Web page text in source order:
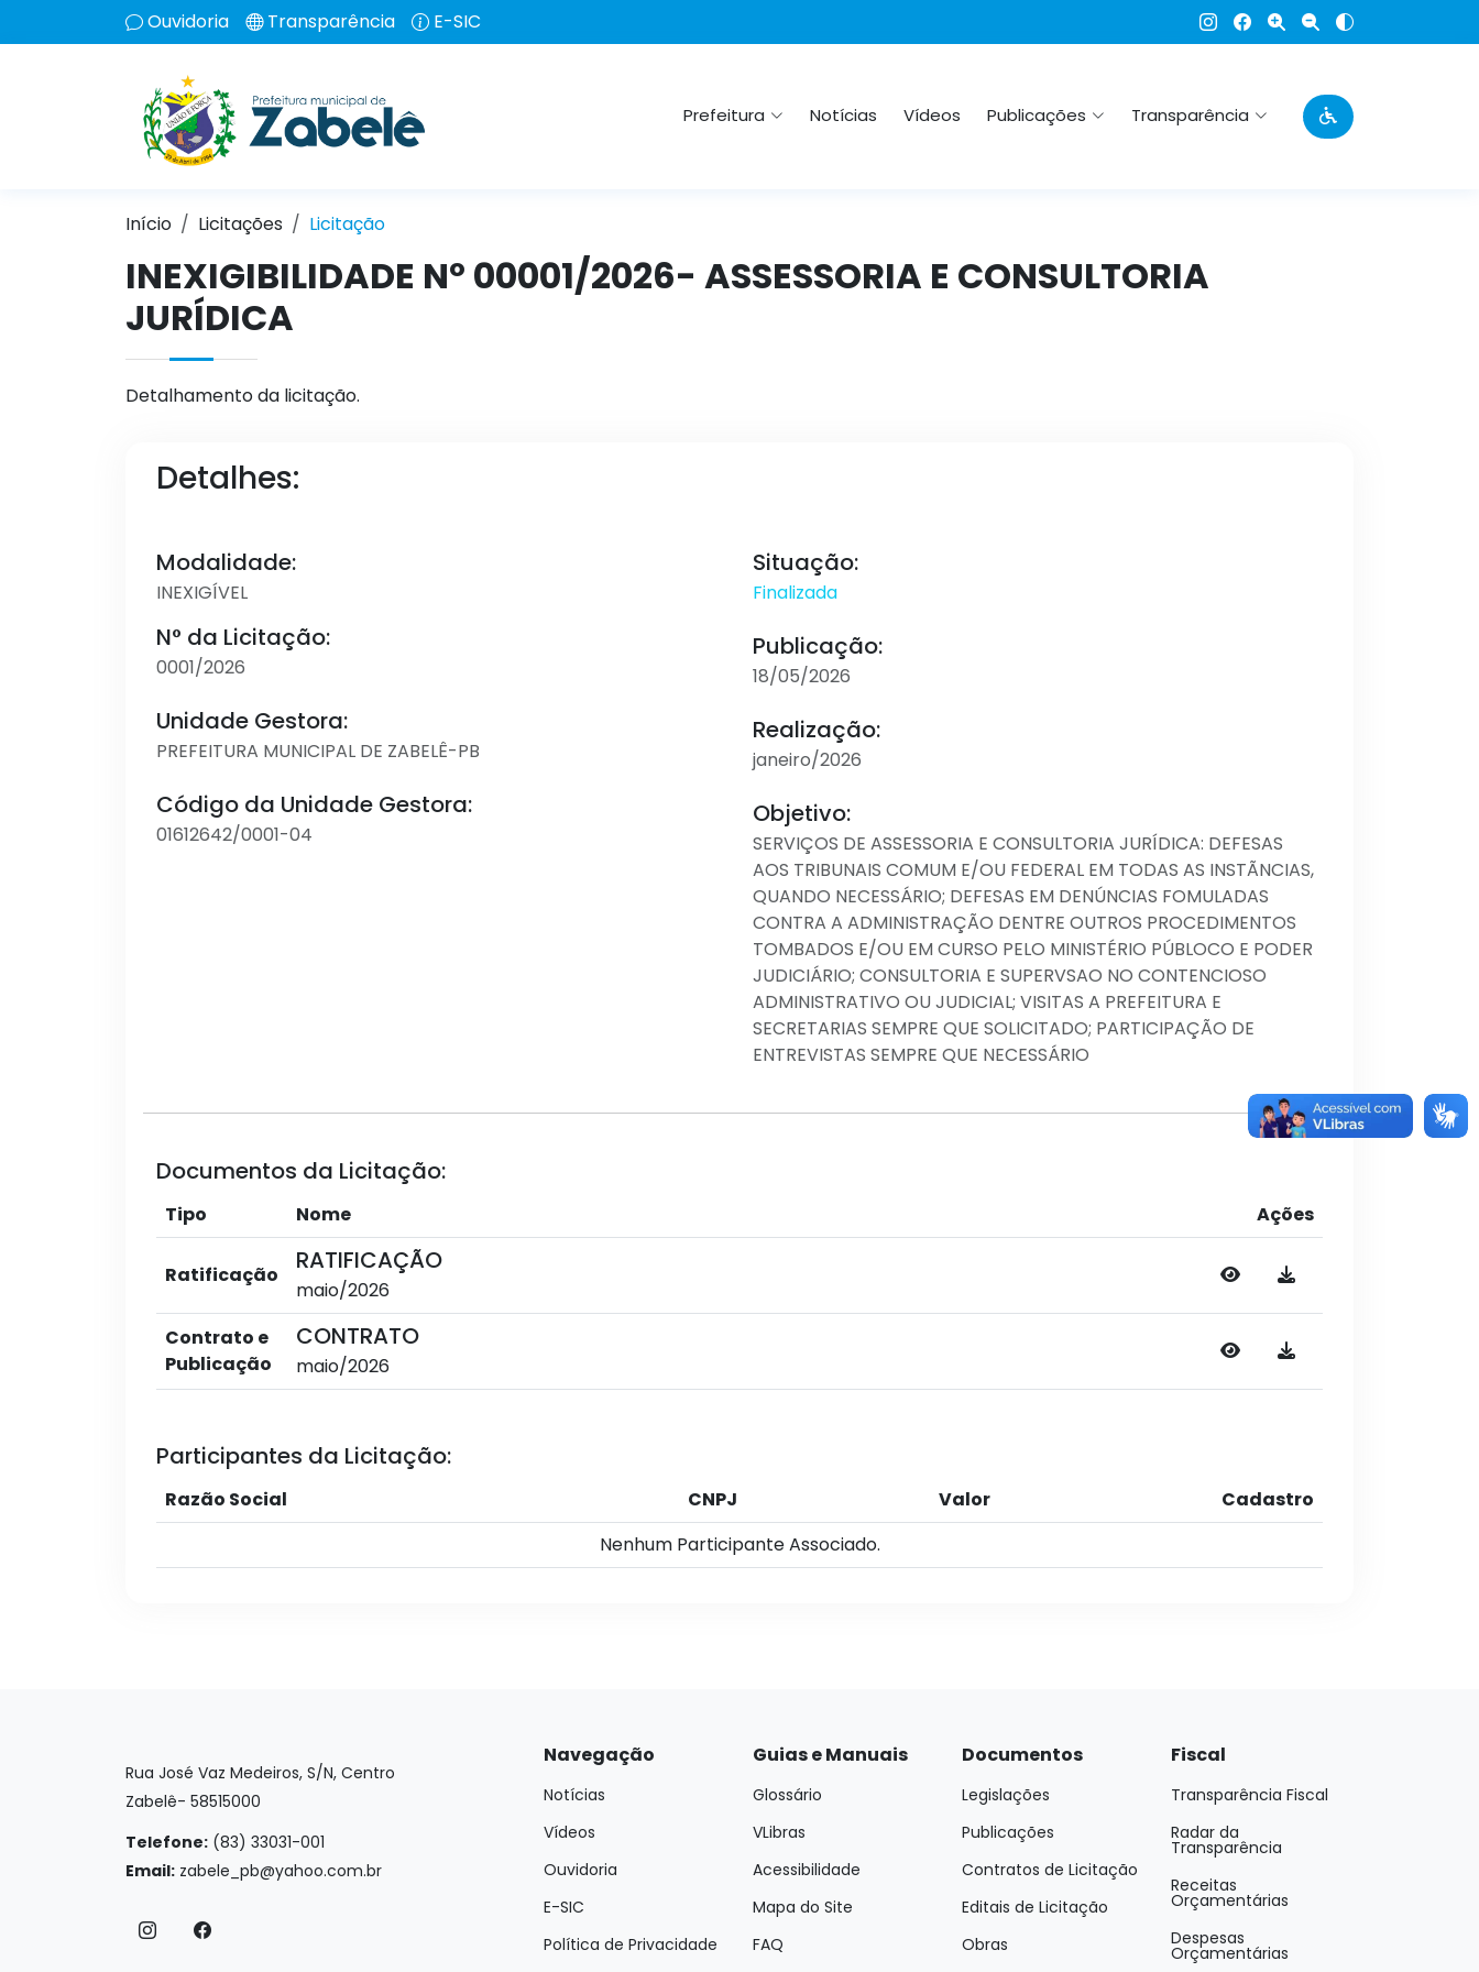
Ouvidoria Transparência E-SIC
Prefeitura Notícias Vídeos Publicações Transparência
Início Licitações Licitação
INEXIGIBILIDADE Nº 00001/2026- ASSESSORIA E CONSULTORIA
JURÍDICA
Detalhamento da licitação.
Detalhes:
Modalidade:
INEXIGÍVEL
N° da Licitação:
0001/2026
Unidade Gestora:
PREFEITURA MUNICIPAL DE ZABELÊ-PB
Código da Unidade Gestora:
01612642/0001-04
Situação:
Finalizada
Publicação:
18/05/2026
Realização:
janeiro/2026
Objetivo:
SERVIÇOS DE ASSESSORIA E CONSULTORIA JURÍDICA: DEFESAS
AOS TRIBUNAIS COMUM E/OU FEDERAL EM TODAS AS INSTÃNCIAS,
QUANDO NECESSÁRIO; DEFESAS EM DENÚNCIAS FOMULADAS
CONTRA A ADMINISTRAÇÃO DENTRE OUTROS PROCEDIMENTOS
TOMBADOS E/OU EM CURSO PELO MINISTÉRIO PÚBLOCO E PODER
JUDICIÁRIO; CONSULTORIA E SUPERVSAO NO CONTENCIOSO
ADMINISTRATIVO OU JUDICIAL; VISITAS A PREFEITURA E
SECRETARIAS SEMPRE QUE SOLICITADO; PARTICIPAÇÃO DE
ENTREVISTAS SEMPRE QUE NECESSÁRIO
Documentos da Licitação:
Tipo Nome Ações
Ratificação RATIFICAÇÃO
maio/2026
Contrato e
Publicação
CONTRATO
maio/2026
Participantes da Licitação:
Razão Social CNPJ Valor
Cadastro
Nenhum Participante Associado.
Rua José Vaz Medeiros, S/N, Centro
Zabelê- 58515000
Telefone: (83) 33031-001
Email: zabele_pb@yahoo.com.br
Navegação
Notícias
Vídeos
Ouvidoria
E-SIC
Política de Privacidade
Guias e Manuais
Glossário
VLibras
Acessibilidade
Mapa do Site
FAQ
Documentos
Legislações
Publicações
Contratos de Licitação
Editais de Licitação
Obras
Fiscal
Transparência Fiscal
Radar da
Transparência
Receitas
Orçamentárias
Despesas
Orçamentárias